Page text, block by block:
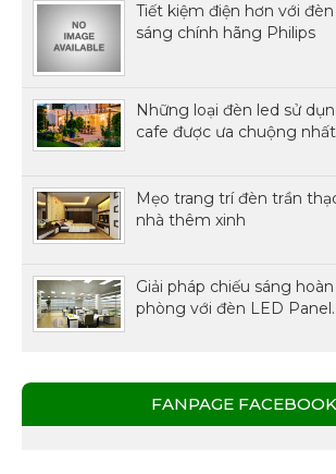
Tiết kiệm điện hơn với
sáng chính hãng Philips
Những loại đèn led sử
cafe được ưa chuộng nhất
Mẹo trang trí đèn trần
nhà thêm xinh
Giải pháp chiếu sáng
phòng với đèn LED Panel.
FANPAGE FACEBOOK